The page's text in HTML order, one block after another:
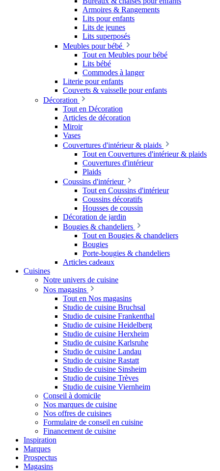
Armoires & Rangements
Lits pour enfants
Lits de jeunes
Lits superposés
Meubles pour bébé
Tout en Meubles pour bébé
Lits bébé
Commodes à langer
Literie pour enfants
Couverts & vaisselle pour enfants
Décoration
Tout en Décoration
Articles de décoration
Miroir
Vases
Couvertures d'intérieur & plaids
Tout en Couvertures d'intérieur & plaids
Couvertures d'intérieur
Plaids
Coussins d'intérieur
Tout en Coussins d'intérieur
Coussins décoratifs
Housses de coussin
Décoration de jardin
Bougies & chandeliers
Tout en Bougies & chandeliers
Bougies
Porte-bougies & chandeliers
Articles cadeaux
Cuisines
Notre univers de cuisine
Nos magasins
Tout en Nos magasins
Studio de cuisine Bruchsal
Studio de cuisine Frankenthal
Studio de cuisine Heidelberg
Studio de cuisine Herxheim
Studio de cuisine Karlsruhe
Studio de cuisine Landau
Studio de cuisine Rastatt
Studio de cuisine Sinsheim
Studio de cuisine Trèves
Studio de cuisine Viernheim
Conseil à domicile
Nos marques de cuisine
Nos offres de cuisines
Formulaire de conseil en cuisine
Financement de cuisine
Inspiration
Marques
Prospectus
Magasins